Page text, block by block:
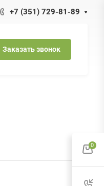
+7 (351) 729-81-89
Заказать звонок
0